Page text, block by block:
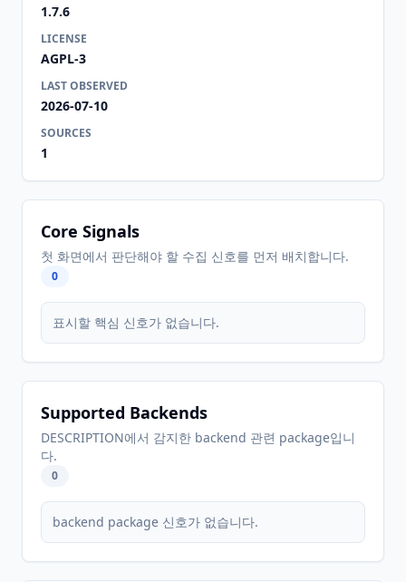
1.7.6
LICENSE
AGPL-3
LAST OBSERVED
2026-07-10
SOURCES
1
Core Signals
첫 화면에서 판단해야 할 수집 신호를 먼저 배치합니다.
0
표시할 핵심 신호가 없습니다.
Supported Backends
DESCRIPTION에서 감지한 backend 관련 package입니
다.
0
backend package 신호가 없습니다.